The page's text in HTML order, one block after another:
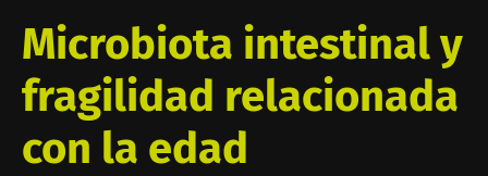
a
la
navegación
Microbiota intestinal y
fragilidad relacionada
con la edad